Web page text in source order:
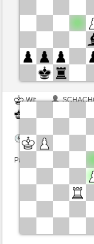
Wit
Speelduur: 6
Partij telt mee voor de